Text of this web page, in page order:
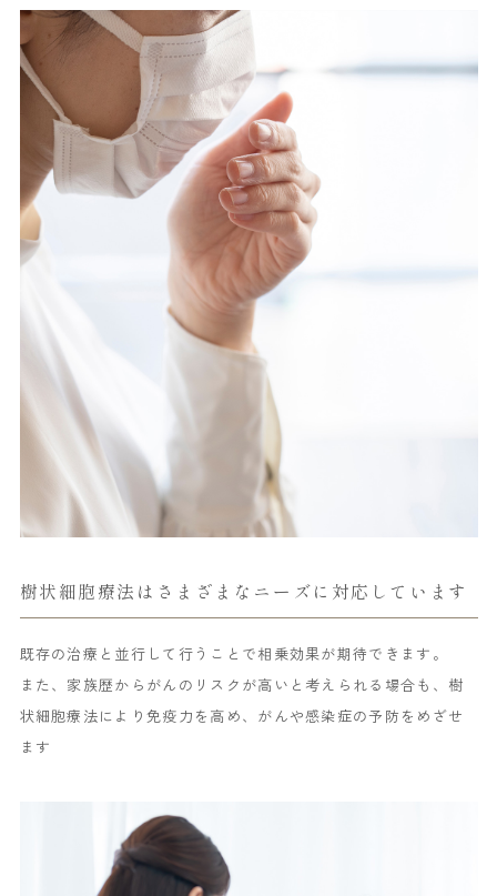
樹状細胞療法はさまざまなニーズに対応しています
既存の治療と並行して行うことで相乗効果が期待できます。
また、家族歴からがんのリスクが高いと考えられる場合も、樹
状細胞療法により免疫力を高め、がんや感染症の予防をめざせ
ます